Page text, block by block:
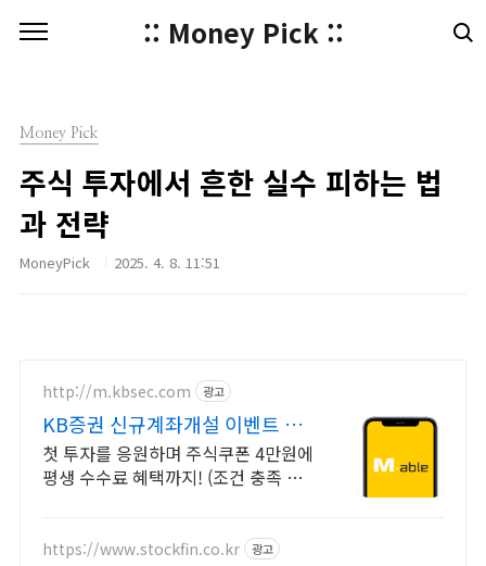
:: Money Pick ::
Money Pick
주식 투자에서 흔한 실수 피하는 법
과 전략
MoneyPick 2025. 4. 8. 11:51
http://m.kbsec.com 광고
KB증권 신규계좌개설 이벤트 국
내주식쿠폰 최대 5만원
첫 투자를 응원하며 주식쿠폰 4만원에
평생 수수료 혜택까지! (조건 충족 시)
https://www.stockfin.co.kr 광고